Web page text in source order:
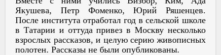
Якушева, Петр Фоменко, Юрий Ряшенцев.
После института отработал год в сельской школе
в Татарии и оттуда привез в Москву несколько
взрослых рассказов, и целую серию живописных
полотен. Рассказы не были опубликованы.